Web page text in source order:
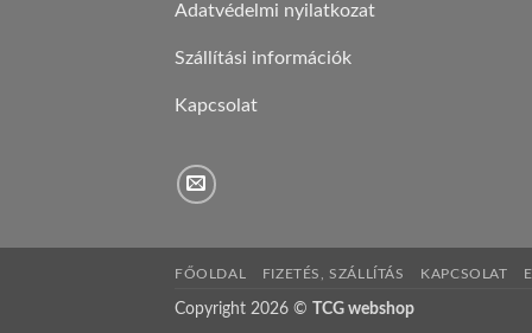
Adatvédelmi nyilatkozat
Szállítási információk
Kapcsolat
FŐOLDAL FIZETÉS, SZÁLLÍTÁS KAPCSOLAT
Copyright 2026 © TCG webshop